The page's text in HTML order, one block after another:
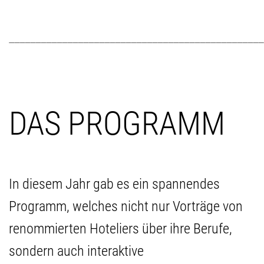
DAS PROGRAMM
In diesem Jahr gab es ein spannendes
Programm, welches nicht nur Vorträge von
renommierten Hoteliers über ihre Berufe,
sondern auch interaktive